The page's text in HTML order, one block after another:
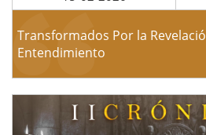
Transformados Por la
Entendimiento